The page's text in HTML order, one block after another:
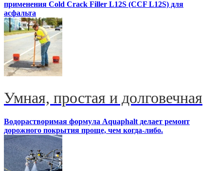
применения Cold Crack Filler L12S (ССF L12S) для
асфальта
Умная, простая и долговечная
Водорастворимая формула Aquaphalt делает ремонт
дорожного покрытия проще, чем когда-либо.